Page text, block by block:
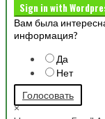
Sign in with
Вам была
информация?
Да
Нет
Голосовать
×